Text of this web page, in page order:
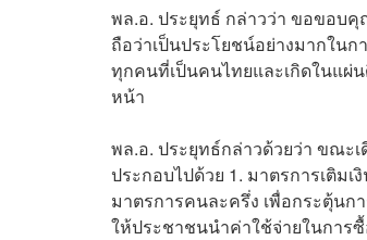
พล.อ. ประยุทธ์ กล่าวว่า ขอขอบคุ
ถือว่าเป็นประโยชน์อย่างมากในก
ทุกคนที่เป็นคนไทยและเกิดในแผ่
หน้า
พล.อ. ประยุทธ์กล่าวด้วยว่า ขณะ
ประกอบไปด้วย 1. มาตรการเติม
มาตรการคนละครึ่ง เพื่อกระตุ้น
ให้ประชาชนนำค่าใช้จ่ายในการ